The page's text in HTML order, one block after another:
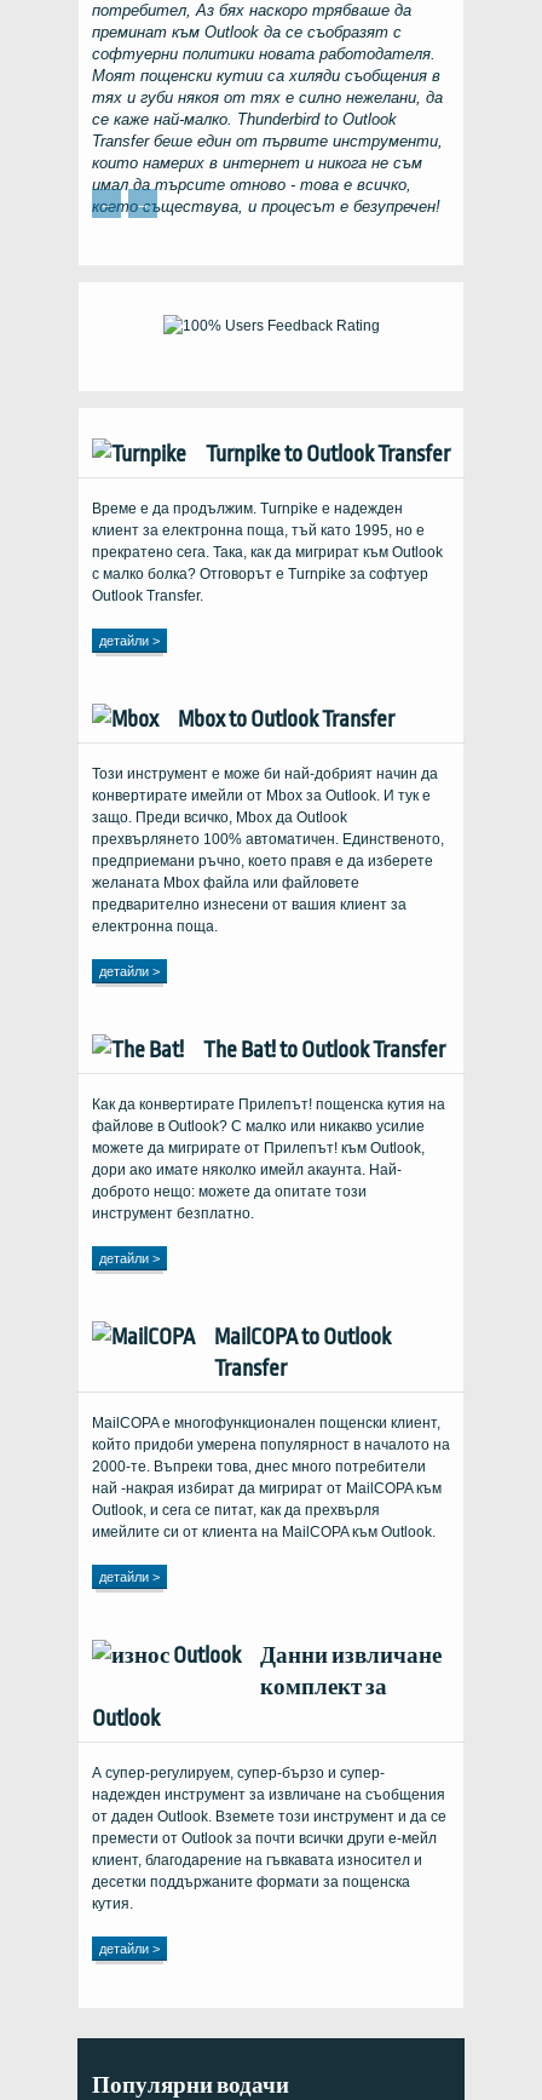
потребител, Аз бях наскоро трябваше да
преминат към Outlook да се съобразят с
софтуерни политики новата работодателя.
Моят пощенски кутии са хиляди съобщения в
тях и губи някоя от тях е силно нежелани, да
се каже най-малко. Thunderbird to Outlook
Transferбеше един от първите инструменти,
които намерих в интернет и никога не съм
имал да търсите отново - това е всичко,
което съществува, и процесът е безупречен!
← →
Turnpike to Outlook Transfer
Време е да продължим. Turnpike е надежден
клиент за електронна поща, тъй като 1995, но е
прекратено сега. Така, как да мигрират към Outlook
с малко болка? Отговорът е Turnpike за софтуер
Outlook Transfer.
детайли >
Mbox to Outlook Transfer
Този инструмент е може би най-добрият начин да
конвертирате имейли от Mbox за Outlook. И тук е
защо. Преди всичко, Mbox да Outlook
прехвърлянето 100% автоматичен. Единственото,
предприемани ръчно, което правя е да изберете
желаната Mbox файла или файловете
предварително изнесени от вашия клиент за
електронна поща.
детайли >
The Bat! to Outlook Transfer
Как да конвертирате Прилепът! пощенска кутия на
файлове в Outlook? С малко или никакво усилие
можете да мигрирате от Прилепът! към Outlook,
дори ако имате няколко имейл акаунта. Най-
доброто нещо: можете да опитате този
инструмент безплатно.
детайли >
MailCOPA to Outlook
Transfer
MailCOPA е многофункционален пощенски клиент,
който придоби умерена популярност в началото на
2000-те. Въпреки това, днес много потребители
най -накрая избират да мигрират от MailCOPA към
Outlook, и сега се питат, как да прехвърля
имейлите си от клиента на MailCOPA към Outlook.
детайли >
Данни извличане
комплект за
Outlook
А супер-регулируем, супер-бързо и супер-
надежден инструмент за извличане на съобщения
от даден Outlook. Вземете този инструмент и да се
премести от Outlook за почти всички други е-мейл
клиент, благодарение на гъвкавата износител и
десетки поддържаните формати за пощенска
кутия.
детайли >
Популярни водачи